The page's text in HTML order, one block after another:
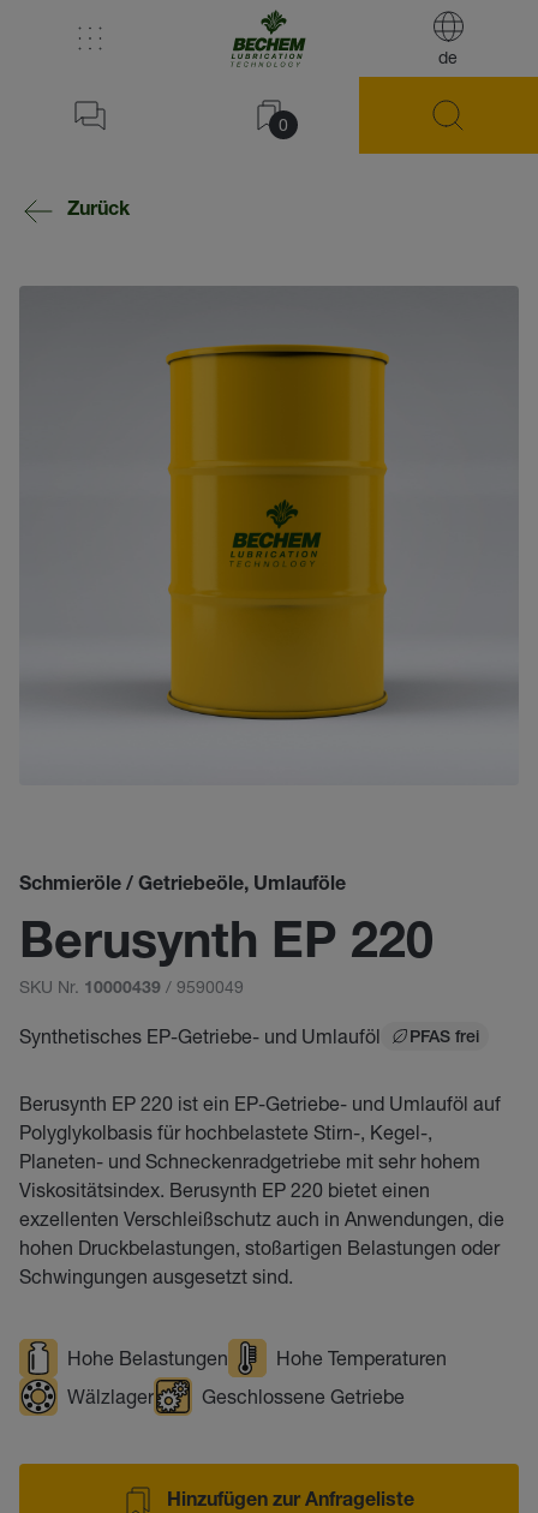
de
0
Zurück
Schmieröle / Getriebeöle, Umlauföle
Berusynth EP 220
SKU Nr. 10000439 / 9590049
Synthetisches EP-Getriebe- und Umlauföl PFAS frei
Berusynth EP 220 ist ein EP-Getriebe- und Umlauföl auf
Polyglykolbasis für hochbelastete Stirn-, Kegel-,
Planeten- und Schneckenradgetriebe mit sehr hohem
Viskositätsindex. Berusynth EP 220 bietet einen
exzellenten Verschleißschutz auch in Anwendungen, die
hohen Druckbelastungen, stoßartigen Belastungen oder
Schwingungen ausgesetzt sind.
Hohe Belastungen
Hohe Temperaturen
Wälzlager
Geschlossene Getriebe
Hinzufügen zur Anfrageliste